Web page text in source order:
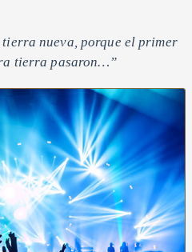
tierra nueva, porque el primer
tierra pasaron…”